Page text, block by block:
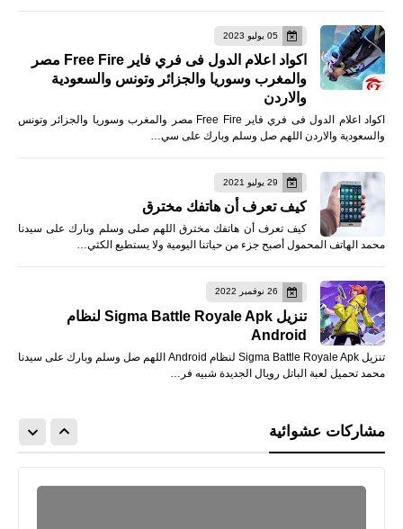
05 يوليو 2023
اكواد اعلام الدول فى فري فاير Free Fire مصر
والمغرب وسوريا والجزائر وتونس والسعودية
والاردن
اكواد اعلام الدول فى فري فاير Free Fire مصر والمغرب وسوريا والجزائر وتونس
والسعودية والاردن اللهم صل وسلم وبارك على سي…
29 يوليو 2021
كيف تعرف أن هاتفك مخترق
كيف تعرف أن هاتفك مخترق اللهم صلى وسلم وبارك على سيدنا
محمد الهاتف المحمول أصبح جزء من حياتنا اليومية ولا يستطيع الكثي…
26 نوفمبر 2022
تنزيل Sigma Battle Royale Apk لنظام
Android
تنزيل Sigma Battle Royale Apk لنظام Android اللهم صل وسلم وبارك على سيدنا
محمد تحميل لعبة الباتل رويال الجديدة شبيه فر…
مشاركات عشوائية